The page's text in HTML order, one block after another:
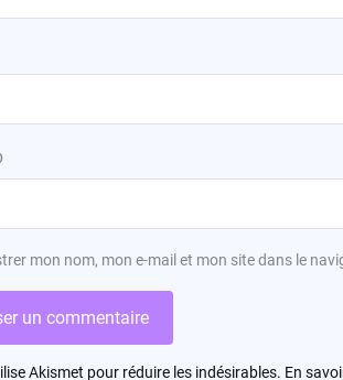
mon nom, mon e-mail et mon site dans le
Akismet pour réduire les indésirables. En